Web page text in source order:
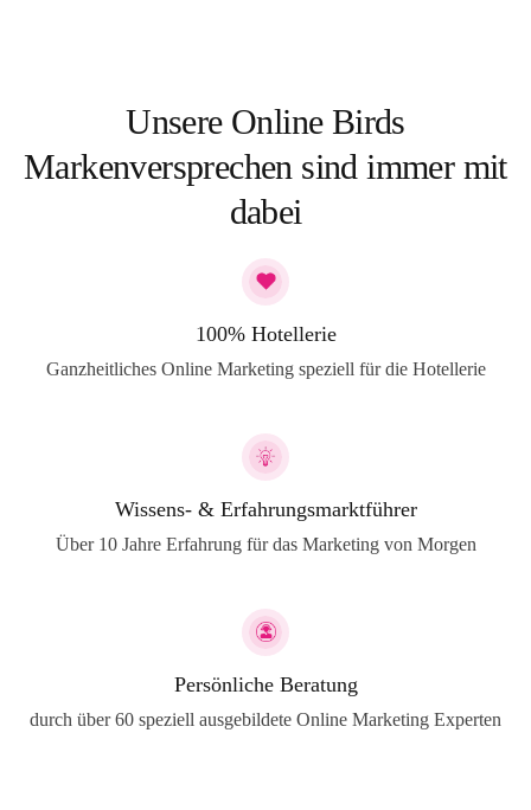
Unsere Online Birds
Markenversprechen sind immer mit
dabei
100% Hotellerie
Ganzheitliches Online Marketing speziell für die Hotellerie
Wissens- & Erfahrungsmarktführer
Über 10 Jahre Erfahrung für das Marketing von Morgen
Persönliche Beratung
durch über 60 speziell ausgebildete Online Marketing Experten